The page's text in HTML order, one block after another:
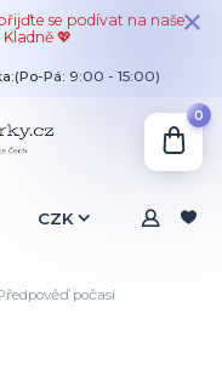
se podívat na naše
💖
CZK
Pá: 9:00 - 15:00)
0
počasí